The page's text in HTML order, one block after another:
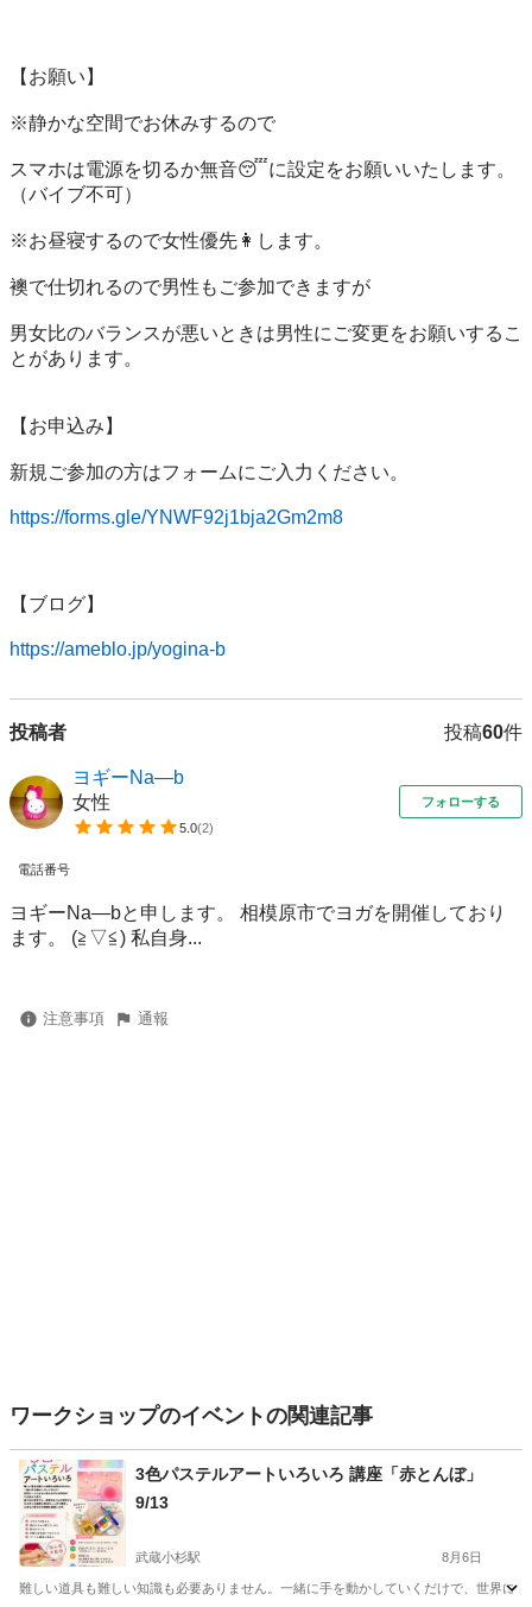
【お願い】
※静かな空間でお休みするので
スマホは電源を切るか無音😴に設定をお願いいたします。
（バイブ不可）
※お昼寝するので女性優先👩します。
襖で仕切れるので男性もご参加できますが
男女比のバランスが悪いときは男性にご変更をお願いするこ
とがあります。
【お申込み】
新規ご参加の方はフォームにご入力ください。
https://forms.gle/YNWF92j1bja2Gm2m8
【ブログ】
https://ameblo.jp/yogina-b
投稿者 投稿60件
ヨギーNa―b
女性
5.0(2)
フォローする
電話番号
ヨギーNa―bと申します。 相模原市でヨガを開催しており
ます。 (≧▽≦) 私自身...
注意事項 通報
ワークショップのイベントの関連記事
3色パステルアートいろいろ 講座「赤とんぼ」
9/13
武蔵小杉駅 8月6日
難しい道具も難しい知識も必要ありません。一緒に手を動かしていくだけで、世界に